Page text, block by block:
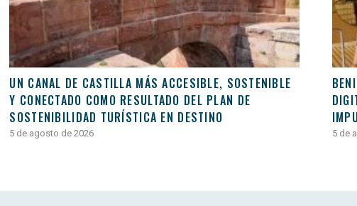
UN CANAL DE CASTILLA MÁS ACCESIBLE, SOSTENIBLE
Y CONECTADO COMO RESULTADO DEL PLAN DE
SOSTENIBILIDAD TURÍSTICA EN DESTINO
5 de agosto de 2026 5 de